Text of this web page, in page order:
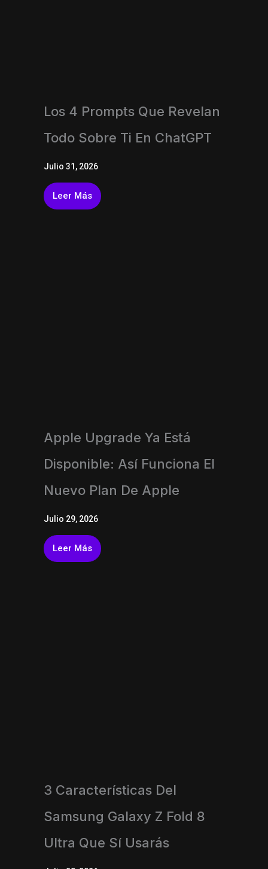
Los 4 Prompts Que Revelan
Todo Sobre Ti En ChatGPT
Julio 31, 2026
Leer Más
Apple Upgrade Ya Está
Disponible: Así Funciona El
Nuevo Plan De Apple
Julio 29, 2026
Leer Más
3 Características Del
Samsung Galaxy Z Fold 8
Ultra Que Sí Usarás